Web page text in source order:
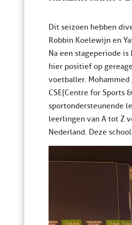
Dit seizoen hebben
Robbin Koelewijn en
Na een stageperiode
hier positief op
voetballer.
CSE(Centre for Sports
sportondersteunende
leerlingen van A tot Z
Nederland. Deze